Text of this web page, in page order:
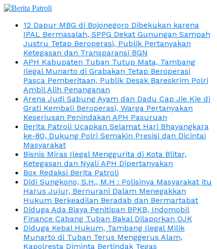
12 Dapur MBG di Bojonegoro Dibekukan karena
IPAL Bermasalah, SPPG Dekat Gunungan Sampah
Justru Tetap Beroperasi, Publik Pertanyakan
Ketegasan dan Transparansi BGN
APH Kabupaten Tuban Tutup Mata, Tambang
Ilegal Munarto di Grabakan Tetap Beroperasi
Pasca Pemberitaan, Publik Desak Bareskrim Polri
Ambil Alih Penanganan
Arena Judi Sabung Ayam dan Dadu Cap Jie Kie di
Grati Kembali Beroperasi, Warga Pertanyakan
Keseriusan Penindakan APH Pasuruan
Berita Patroli Ucapkan Selamat Hari Bhayangkara
ke-80, Dukung Polri Semakin Presisi dan Dicintai
Masyarakat
Bisnis Miras Ilegal Menggurita di Kota Blitar,
Ketegasan dan Nyali APH Dipertanyakan
Box Redaksi Berita Patroli
Didi Sungkono, S.H., M.H : Polisinya Masyarakat itu
Harus Jujur, Bernurani Dalam Menegakkan
Hukum Berkeadilan Beradab dan Bermartabat
Diduga Ada Biaya Penitipan BPKB, Indomobil
Finance Cabang Tuban Bakal Dilaporkan OJK
Diduga Kebal Hukum, Tambang Ilegal Milik
Munarto di Tuban Terus Menggerus Alam,
Kapolresta Diminta Bertindak Tegas